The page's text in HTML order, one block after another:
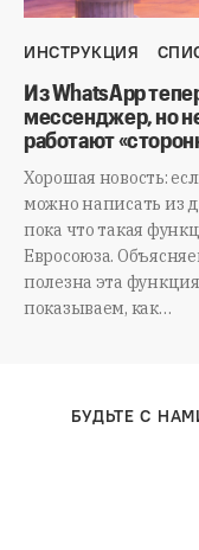
ИНСТРУКЦИЯ
Из WhatsApp
мессенджер, но
работают
Хорошая новость:
можно написать из
пока что такая
Евросоюза.
полезна эта
показываем, как…
БУДЬТЕ С